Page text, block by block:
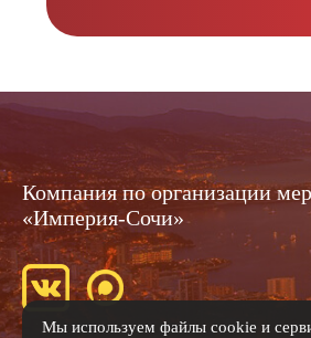
Компания по организации
«Империя-Сочи»
Мы используем файлы cookie и